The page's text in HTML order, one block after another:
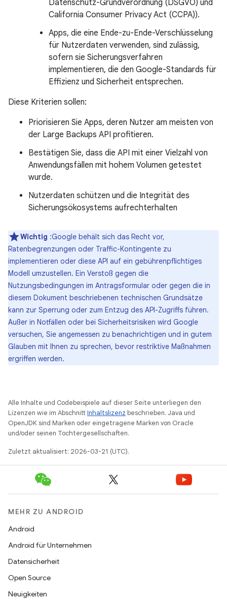
Datenschutz-Grundverordnung (DSGVO) und
California Consumer Privacy Act (CCPA)).
Apps, die eine Ende-zu-Ende-Verschlüsselung
für Nutzerdaten verwenden, sind zulässig,
sofern sie Sicherungsverfahren
implementieren, die den Google-Standards für
Effizienz und Sicherheit entsprechen.
Diese Kriterien sollen:
Priorisieren Sie Apps, deren Nutzer am meisten von
der Large Backups API profitieren.
Bestätigen Sie, dass die API mit einer Vielzahl von
Anwendungsfällen mit hohem Volumen getestet
wurde.
Nutzerdaten schützen und die Integrität des
Sicherungsökosystems aufrechterhalten
Wichtig :Google behält sich das Recht vor,
Ratenbegrenzungen oder Traffic-Kontingente zu
implementieren oder diese API auf ein gebührenpflichtiges
Modell umzustellen. Ein Verstoß gegen die
Nutzungsbedingungen im Antragsformular oder gegen die in
diesem Dokument beschriebenen technischen Grundsätze
kann zur Sperrung oder zum Entzug des API-Zugriffs führen.
Außer in Notfällen oder bei Sicherheitsrisiken wird Google
versuchen, Sie angemessen zu benachrichtigen und in gutem
Glauben mit Ihnen zu sprechen, bevor restriktive Maßnahmen
ergriffen werden.
Alle Inhalte und Codebeispiele auf dieser Seite unterliegen den
Lizenzen wie im AbschnittInhaltslizenz beschrieben. Java und
OpenJDK sind Marken oder eingetragene Marken von Oracle
und/oder seinen Tochtergesellschaften.
Zuletzt aktualisiert: 2026-03-21 (UTC).
MEHR ZU ANDROID
Android
Android für Unternehmen
Datensicherheit
Open Source
Neuigkeiten